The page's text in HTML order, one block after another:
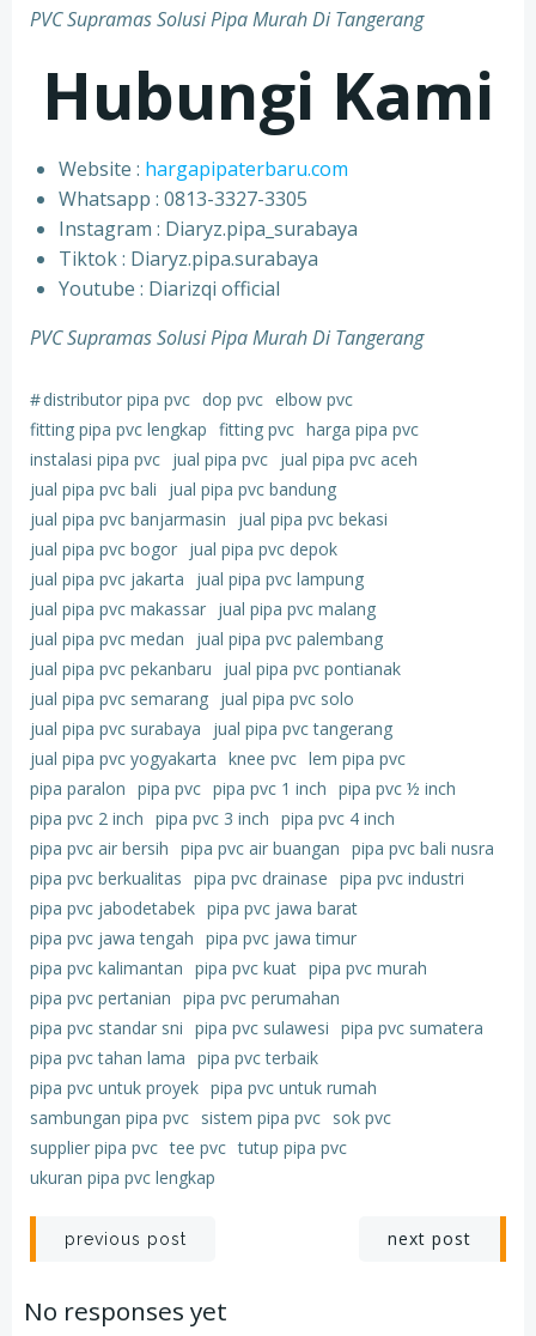
PVC Supramas Solusi Pipa Murah Di Tangerang
Hubungi Kami
Website : hargapipaterbaru.com
Whatsapp : 0813-3327-3305
⁠Instagram : Diaryz.pipa_surabaya
⁠Tiktok : Diaryz.pipa.surabaya
⁠Youtube : Diarizqi official
PVC Supramas Solusi Pipa Murah Di Tangerang
#distributor pipa pvc dop pvc elbow pvc
fitting pipa pvc lengkap fitting pvc harga pipa pvc
instalasi pipa pvc jual pipa pvc jual pipa pvc aceh
jual pipa pvc bali
jual pipa pvc bandung
jual pipa pvc banjarmasin
jual pipa pvc bekasi
jual pipa pvc bogor jual pipa pvc depok
jual pipa pvc jakarta
jual pipa pvc lampung
jual pipa pvc makassar jual pipa pvc malang
jual pipa pvc medan
jual pipa pvc palembang
jual pipa pvc pekanbaru
jual pipa pvc pontianak
jual pipa pvc semarang jual pipa pvc solo
jual pipa pvc surabaya
jual pipa pvc tangerang
jual pipa pvc yogyakarta knee pvc lem pipa pvc
pipa paralon pipa pvc pipa pvc 1 inch pipa pvc ½ inch
pipa pvc 2 inch pipa pvc 3 inch pipa pvc 4 inch
pipa pvc air bersih pipa pvc air buangan pipa pvc bali nusra
pipa pvc berkualitas pipa pvc drainase pipa pvc industri
pipa pvc jabodetabek pipa pvc jawa barat
pipa pvc jawa tengah pipa pvc jawa timur
pipa pvc kalimantan pipa pvc kuat pipa pvc murah
pipa pvc pertanian pipa pvc perumahan
pipa pvc standar sni pipa pvc sulawesi pipa pvc sumatera
pipa pvc tahan lama pipa pvc terbaik
pipa pvc untuk proyek pipa pvc untuk rumah
sambungan pipa pvc sistem pipa pvc sok pvc
supplier pipa pvc tee pvc tutup pipa pvc
ukuran pipa pvc lengkap
Post
navigation
previous post next post
No responses yet